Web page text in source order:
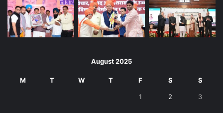
August 2025
M T W T F S S
1 2 3